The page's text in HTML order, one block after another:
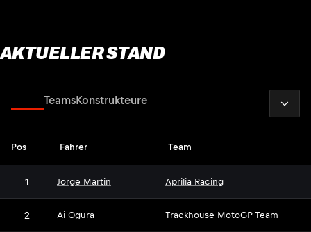
AKTUELLER STAND
TeamsKonstrukteure
Pos Fahrer Team
1 Jorge Martin Aprilia Racing
2 Ai Ogura Trackhouse MotoGP Team